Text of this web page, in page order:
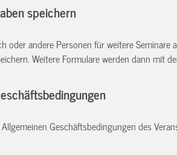
speichern
oder andere Personen für weitere
Weitere Formulare werden dann mit
Geschäftsbedingungen des